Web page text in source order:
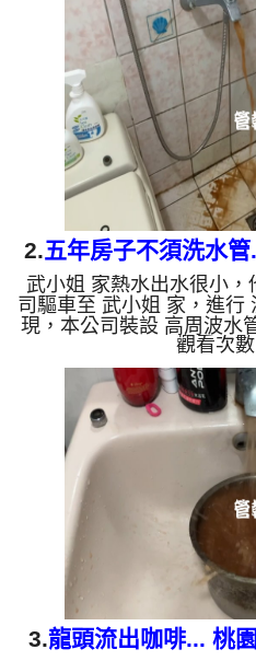
管老化，會產生鐵鏽跟泥
咖啡色，地下水含有氧化
垢，洗出來的水會跟石油
水，是因為裡面有銅的物
色的水，是因
2.五年房子不須洗水
清洗
武小姐 家熱水出水很小
司驅車至 武小姐 家，進行
現，本公司裝設 高周波水
水管，等了約15分，開啟
波 模式，一洗就流出黃
二個多小時後，熱水出水
如水管老化，會產生鐵鏽
會是咖啡色，地下水含有
管垢，洗出來的水會跟石
水，是因為裡面有銅的物
色的水，是
觀看次
3.龍頭流出咖啡... 桃